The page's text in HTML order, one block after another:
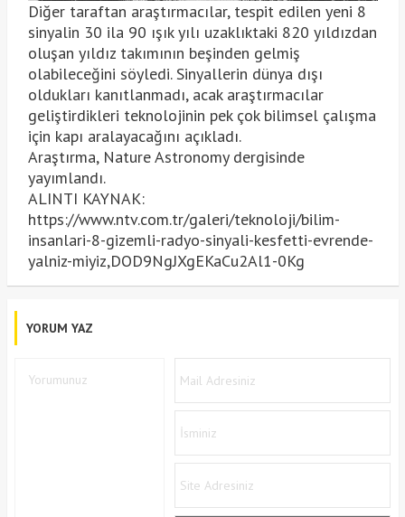
Diğer taraftan araştırmacılar, tespit edilen yeni 8
sinyalin 30 ila 90 ışık yılı uzaklıktaki 820 yıldızdan
oluşan yıldız takımının beşinden gelmiş
olabileceğini söyledi. Sinyallerin dünya dışı
oldukları kanıtlanmadı, acak araştırmacılar
geliştirdikleri teknolojinin pek çok bilimsel çalışma
için kapı aralayacağını açıkladı.
Araştırma, Nature Astronomy dergisinde
yayımlandı.
ALINTI KAYNAK:
https://www.ntv.com.tr/galeri/teknoloji/bilim-
insanlari-8-gizemli-radyo-sinyali-kesfetti-evrende-
yalniz-miyiz,DOD9NgJXgEKaCu2Al1-0Kg
YORUM YAZ